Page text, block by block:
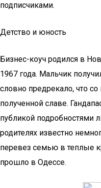
подписчиками.
Детство и юность
Бизнес-коуч родился в
1967 года. Мальчик
словно предрекало, что
полученной славе.
публикой подробностями
родителях известно
перевез семью в теплые
прошло в Одессе.